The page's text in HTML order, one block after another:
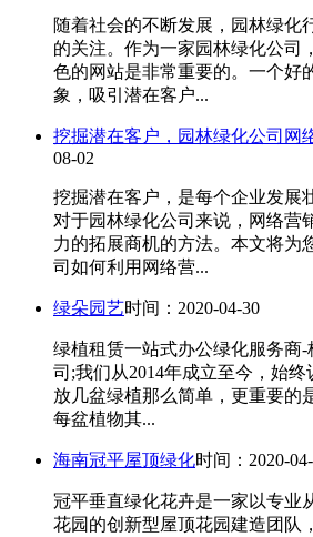
随着社会的不断发展，园林绿化
的关注。作为一家园林绿化公司
色的网站是非常重要的。一个好
象，吸引潜在客户...
挖掘潜在客户，园林绿化公司网
08-02
挖掘潜在客户，是每个企业发展
对于园林绿化公司来说，网络营
力的拓展商机的方法。本文将为
司如何利用网络营...
绿朵园艺时间：2020-04-30
绿植租赁一站式办公绿化服务商
司;我们从2014年成立至今，始
放几盆绿植那么简单，更重要的
每盆植物其...
海南冠平屋顶绿化时间：2020-
冠平垂直绿化花卉是一家以专业
花园的创新型屋顶花园建造团队